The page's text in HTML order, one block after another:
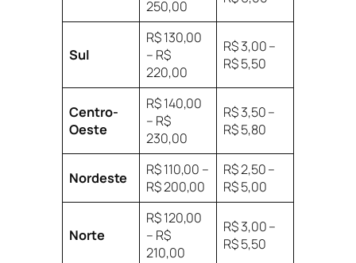
250,00
Sul
R$ 130,00
– R$
220,00
R$ 3,00 –
R$ 5,50
Centro-
Oeste
R$ 140,00
– R$
230,00
R$ 3,50 –
R$ 5,80
Nordeste
R$ 110,00 –
R$ 200,00
R$ 2,50 –
R$ 5,00
Norte
R$ 120,00
– R$
210,00
R$ 3,00 –
R$ 5,50